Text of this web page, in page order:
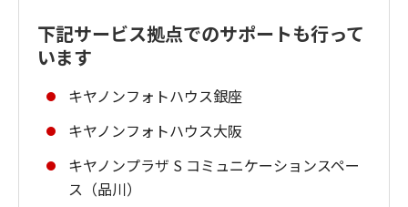
下記サービス拠点でのサポートも行って
います
キヤノンフォトハウス銀座
キヤノンフォトハウス大阪
キヤノンプラザ S コミュニケーションスペー
ス（品川）